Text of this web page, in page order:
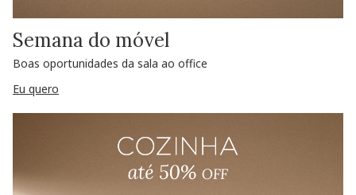
Semana do móvel
Boas oportunidades da sala ao office
Eu quero